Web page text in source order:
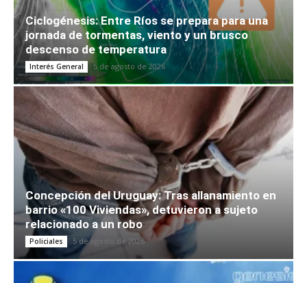
Ciclogénesis: Entre Ríos se prepara para una
jornada de tormentas, viento y un brusco
descenso de temperatura
Interés General 5 de agosto de 2026
Concepción del Uruguay: Tras allanamiento en
barrio «100 Viviendas», detuvieron a sujeto
relacionado a un robo
Policiales 5 de agosto de 2026